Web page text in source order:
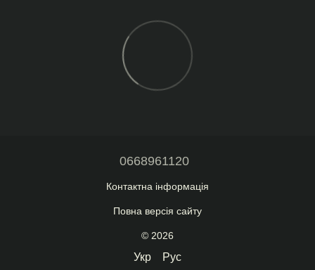
0668961120
Контактна інформація
Повна версія сайту
© 2026
Укр Рус